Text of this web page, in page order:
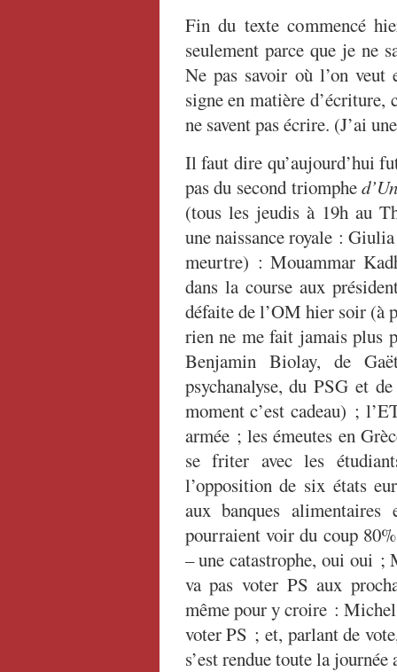
Fin du texte commencé
seulement parce que je ne
Ne pas savoir où l’on
signe en matière d’écriture,
ne savent pas écrire. (J’ai
Il faut dire qu’aujourd’hui
pas du second triomphe
(tous les jeudis à 19h au
une naissance royale :
meurtre) : Mouammar
dans la course aux
défaite de l’OM hier soir (à
rien ne me fait jamais plus
Benjamin Biolay, de
psychanalyse, du PSG et
moment c’est cadeau) ;
armée ; les émeutes en
se friter avec les
l’opposition de six états
aux banques
pourraient voir du coup
– une catastrophe, oui oui ;
va pas voter PS aux
même pour y croire : Michel
voter PS ; et, parlant de
s’est rendue toute la journée